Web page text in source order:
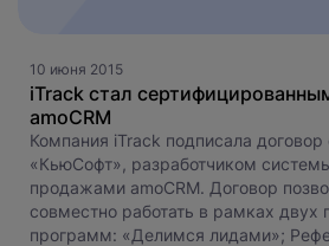
10 июня 2015
iTrack стал
amoCRM
Компания iTrack подписала
«КьюСофт», разработчиком
продажами amoCRM. Договор
совместно работать в рамках двух
программ: «Делимся лидами»;